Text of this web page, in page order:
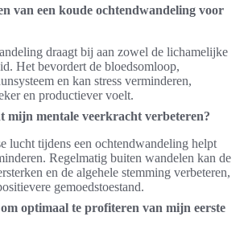
van een koude ochtendwandeling voor
draagt bij aan zowel de lichamelijke
Het bevordert de bloedsomloop,
en kan stress verminderen,
en productiever voelt.
mijn mentale veerkracht verbeteren?
lucht tijdens een ochtendwandeling helpt
Regelmatig buiten wandelen kan de
en de algehele stemming verbeteren,
gemoedstoestand.
optimaal te profiteren van mijn eerste